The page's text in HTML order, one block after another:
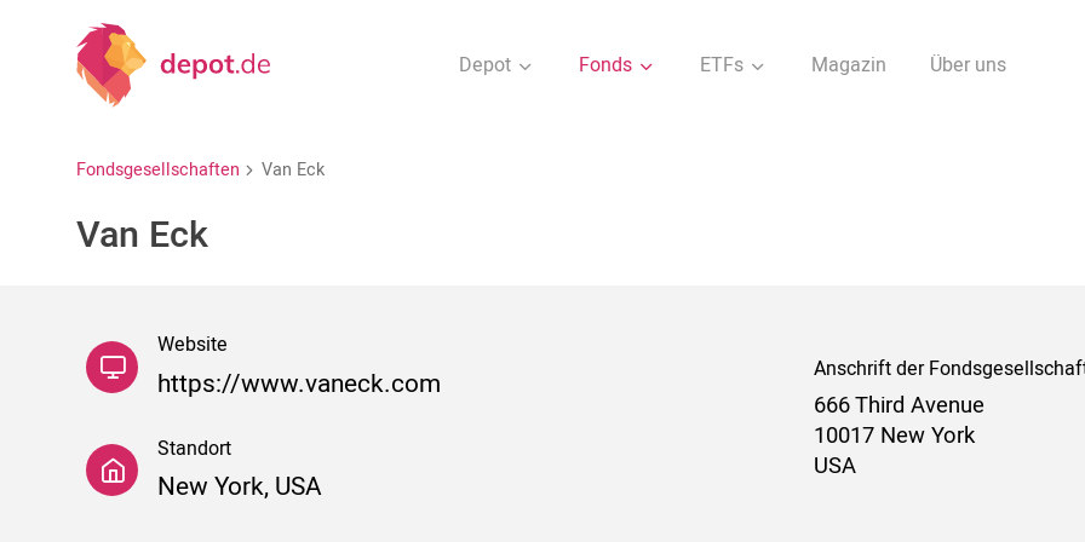
Depot Fonds ETFs Magazin Über uns
Fondsgesellschaften Van Eck
Van Eck
Website
https://www.vaneck.com
Standort
New York, USA
Anschrift der
666 Third Avenue
10017 New York
USA